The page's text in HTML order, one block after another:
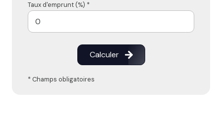
Taux d'emprunt (%) *
Calculer
* Champs obligatoires